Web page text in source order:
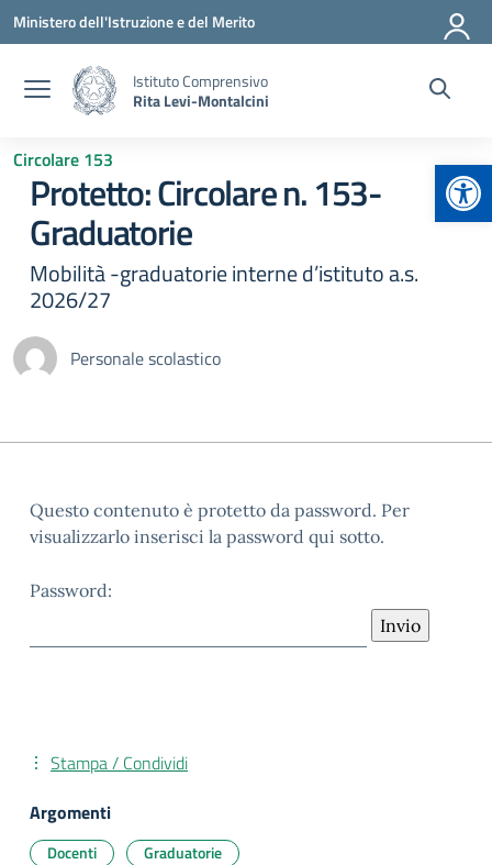
Vai ai contenuti
Vai al menu di navigazione
Vai al footer
Ministero dell'Istruzione e del Merito
Istituto Comprensivo
Rita Levi-Montalcini
Circolare 153
Protetto: Circolare n. 153-
Graduatorie
Mobilità -graduatorie interne d’istituto a.s.
2026/27
Personale scolastico
Questo contenuto è protetto da password. Per
visualizzarlo inserisci la password qui sotto.
Password:
Stampa / Condividi
Argomenti
Docenti Graduatorie